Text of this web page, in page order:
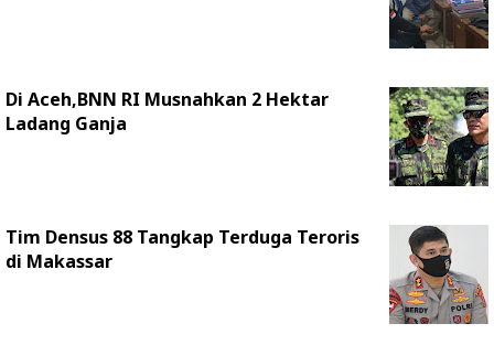
Di Aceh,BNN RI Musnahkan 2 Hektar
Ladang Ganja
Tim Densus 88 Tangkap Terduga Teroris
di Makassar